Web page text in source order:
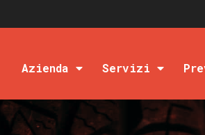
Azienda Servizi